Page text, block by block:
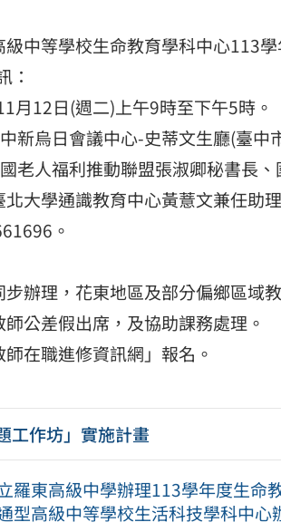
中等學校生命教育學科中心113
：
月12日(週二)上午9時至下午5時。
新烏日會議中心-史蒂文生廳(臺中
老人福利推動聯盟張淑卿秘書長
大學通識教育中心黃薏文兼任助
。
辦理，花東地區及部分偏鄉區域
公差假出席，及協助課務處理。
在職進修資訊網」報名。
工作坊」實施計畫
羅東高級中學辦理113學年度生命
型高級中等學校生活科技學科中心